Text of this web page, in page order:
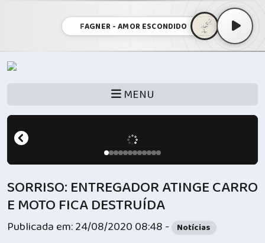
FAGNER - AMOR ESCONDIDO
MENU
SORRISO: ENTREGADOR ATINGE CARRO
E MOTO FICA DESTRUÍDA
Publicada em: 24/08/2020 08:48 - Notícias